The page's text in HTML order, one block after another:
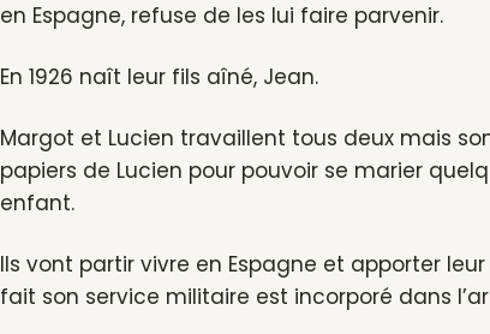
en Espagne, refuse de les lui faire parvenir.
En 1926 naît leur fils aîné, Jean.
Margot et Lucien travaillent tous deux mais
papiers de Lucien pour pouvoir se marier
enfant.
Ils vont partir vivre en Espagne et apporter
fait son service militaire est incorporé dans